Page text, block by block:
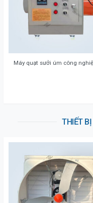
Máy quạt sưởi úm công
THIẾT